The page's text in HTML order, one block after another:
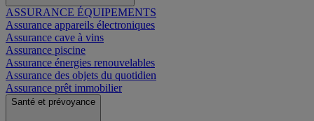
ASSURANCE ÉQUIPEMENTS
Assurance appareils électroniques
Assurance cave à vins
Assurance piscine
Assurance énergies renouvelables
Assurance des objets du quotidien
Assurance prêt immobilier
Santé et prévoyance